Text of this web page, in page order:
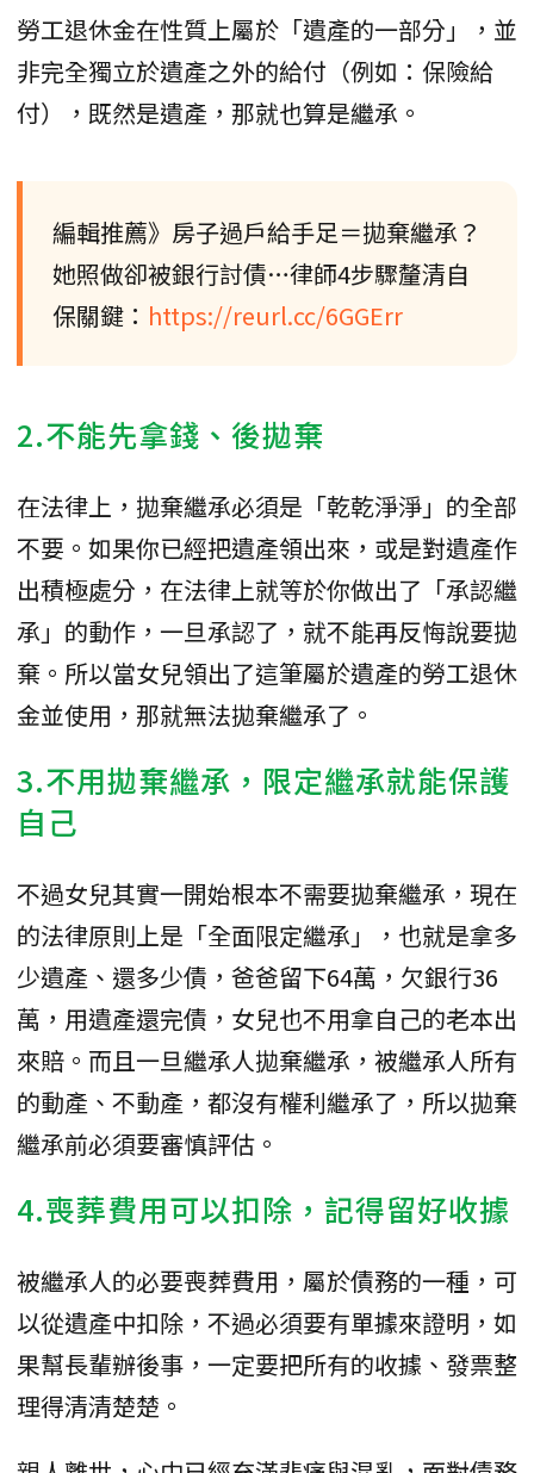
勞工退休金在性質上屬於「遺產的一部分」，並
非完全獨立於遺產之外的給付（例如：保險給
付），既然是遺產，那就也算是繼承。
編輯推薦》房子過戶給手足＝拋棄繼承？
她照做卻被銀行討債…律師4步驟釐清自
保關鍵： https://reurl.cc/6GGErr
2.不能先拿錢、後拋棄
在法律上，拋棄繼承必須是「乾乾淨淨」的全部
不要。如果你已經把遺產領出來，或是對遺產作
出積極處分，在法律上就等於你做出了「承認繼
承」的動作，一旦承認了，就不能再反悔說要拋
棄。所以當女兒領出了這筆屬於遺產的勞工退休
金並使用，那就無法拋棄繼承了。
3.不用拋棄繼承，限定繼承就能保護
自己
不過女兒其實一開始根本不需要拋棄繼承，現在
的法律原則上是「全面限定繼承」，也就是拿多
少遺產、還多少債，爸爸留下64萬，欠銀行36
萬，用遺產還完債，女兒也不用拿自己的老本出
來賠。而且一旦繼承人拋棄繼承，被繼承人所有
的動產、不動產，都沒有權利繼承了，所以拋棄
繼承前必須要審慎評估。
4.喪葬費用可以扣除，記得留好收據
被繼承人的必要喪葬費用，屬於債務的一種，可
以從遺產中扣除，不過必須要有單據來證明，如
果幫長輩辦後事，一定要把所有的收據、發票整
理得清清楚楚。